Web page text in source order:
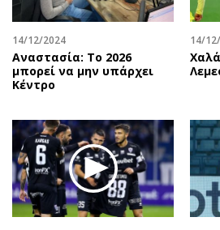
14/12/2024
Αναστασία: Το 2026
μπορεί να μην υπάρχει
Κέντρο
14/